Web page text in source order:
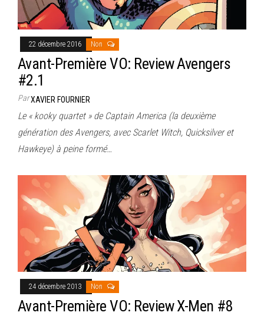
22 décembre 2016 Non
Avant-Première VO: Review Avengers
#2.1
ParXAVIER FOURNIER
Le « kooky quartet » de Captain America (la deuxième
génération des Avengers, avec Scarlet Witch, Quicksilver et
Hawkeye) à peine formé…
24 décembre 2013 Non
Avant-Première VO: Review X-Men #8